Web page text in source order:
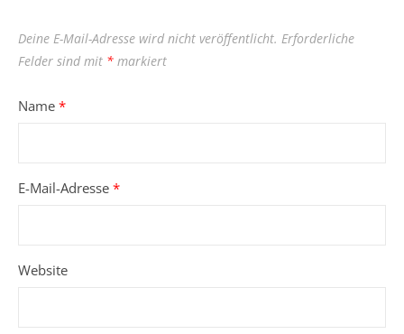
Deine E-Mail-Adresse wird nicht veröffentlicht. Erforderliche
Felder sind mit * markiert
Name *
E-Mail-Adresse *
Website